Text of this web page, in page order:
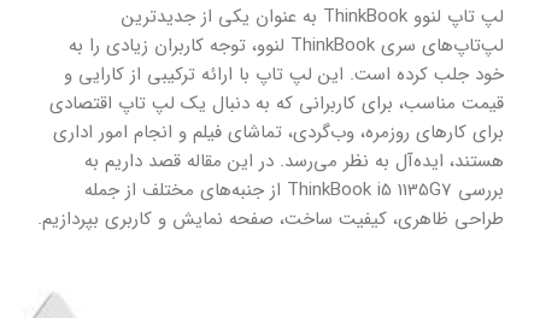
لپ تاپ لنوو ThinkBook به عنوان یکی از جدیدترین
لپ‌تاپ‌های سری ThinkBook لنوو، توجه کاربران زیادی را به
خود جلب کرده است. این لپ تاپ با ارائه ترکیبی از کارایی و
قیمت مناسب، برای کاربرانی که به دنبال یک لپ تاپ اقتصادی
برای کارهای روزمره، وب‌گردی، تماشای فیلم و انجام امور اداری
هستند، ایده‌آل به نظر می‌رسد. در این مقاله قصد داریم به
بررسی ThinkBook i5 1135G7 از جنبه‌های مختلف از جمله
طراحی ظاهری، کیفیت ساخت، صفحه نمایش و کاربری بپردازیم.